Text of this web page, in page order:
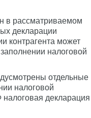
в рассматриваемом
декларации
контрагента может
налоговой
отдельные
налоговой
декларация